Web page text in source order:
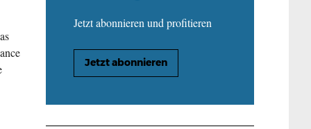
Jetzt abonnieren und profitieren
Jetzt abonnieren